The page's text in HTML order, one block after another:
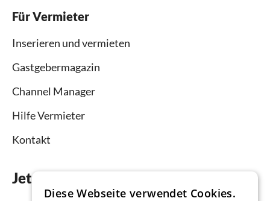
Für Vermieter
Inserieren und vermieten
Gastgebermagazin
Channel Manager
Hilfe Vermieter
Kontakt
Jetzt die App downloaden
Diese Webseite verwendet Cookies.